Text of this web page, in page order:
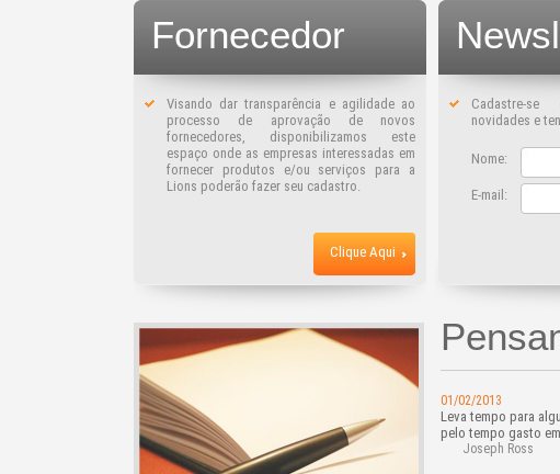
Fornecedor
Visando dar transparência e agilidade ao
processo de aprovação de novos
fornecedores, disponibilizamos este
espaço onde as empresas interessadas em
fornecer produtos e/ou serviços para a
Lions poderão fazer seu cadastro.
Clique Aqui
Cadastre-
novidades e
Nome:
E-mail:
01/02/2013
Leva tempo para
pelo tempo gasto
Joseph Ross